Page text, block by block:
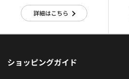
詳細はこちら
ショッピングガイド